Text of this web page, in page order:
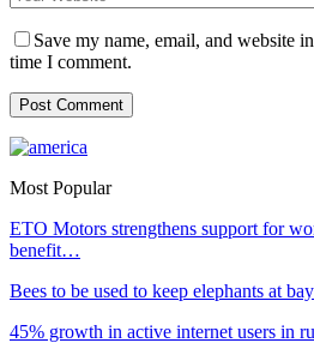
Save my name, email, and website
time I comment.
Most Popular
ETO Motors strengthens support for
benefit…
Bees to be used to keep elephants at
45% growth in active internet users in